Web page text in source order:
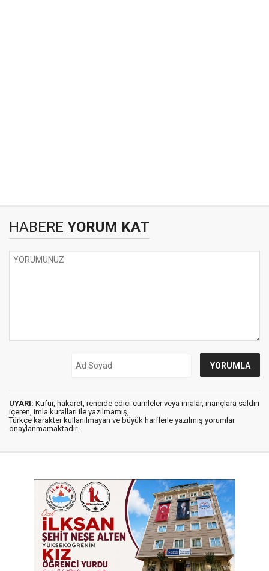
HABERE YORUM KAT
UYARI: Küfür, hakaret, rencide edici cümleler veya imalar, inançlara saldırı
içeren, imla kuralları ile yazılmamış,
Türkçe karakter kullanılmayan ve büyük harflerle yazılmış yorumlar
onaylanmamaktadır.